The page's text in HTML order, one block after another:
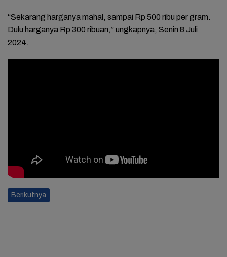
“Sekarang harganya mahal, sampai Rp 500 ribu per gram.
Dulu harganya Rp 300 ribuan,” ungkapnya, Senin 8 Juli
2024.
Berikutnya